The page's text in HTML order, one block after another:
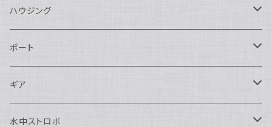
ハウジング
Nikon用
Nauticam
SEA&SEA
Canon用
Nauticam
Sony用
ポート
Nauticam
N120ドームポート
SEA&SEA
ギア
AOI
水中ストロボ